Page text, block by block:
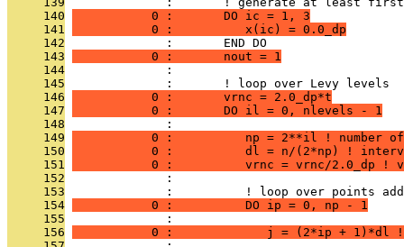
     140
           0 :       DO ic = 1, 3
     141
           0 :          x(ic) = 0.0_dp
     142
              :       END DO
     143
           0 :       nout = 1
     144
              :
     145
              :       ! loop over Levy levels
     146
           0 :       vrnc = 2.0_dp*t
     147
           0 :       DO il = 0, nlevels - 1
     148
              :
     149
0 :          np = 2**il ! number
     150
0 :          dl = n/(2*np) !
     151
0 :          vrnc = vrnc/2.0_dp !
     152
              :
     153
:          ! loop over points
     154
           0 :          DO ip = 0, np - 1
     155
              :
     156
0 :             j = (2*ip + 1)*dl